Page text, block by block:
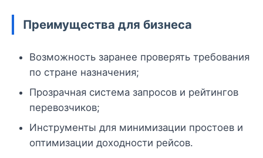
Преимущества для бизнеса
Возможность заранее проверять требования
по стране назначения;
Прозрачная система запросов и рейтингов
перевозчиков;
Инструменты для минимизации простоев и
оптимизации доходности рейсов.